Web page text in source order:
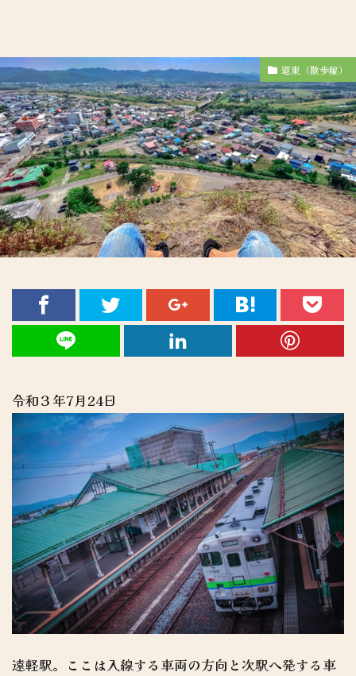
道東（散歩編）
令和３年7月24日
遠軽駅。ここは入線する車両の方向と次駅へ発する車